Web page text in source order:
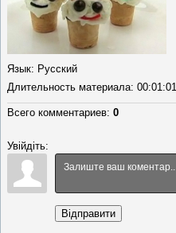
Язык: Русский
Длительность материала: 00:01:01
Всего комментариев: 0
Увійдіть:
Відправити